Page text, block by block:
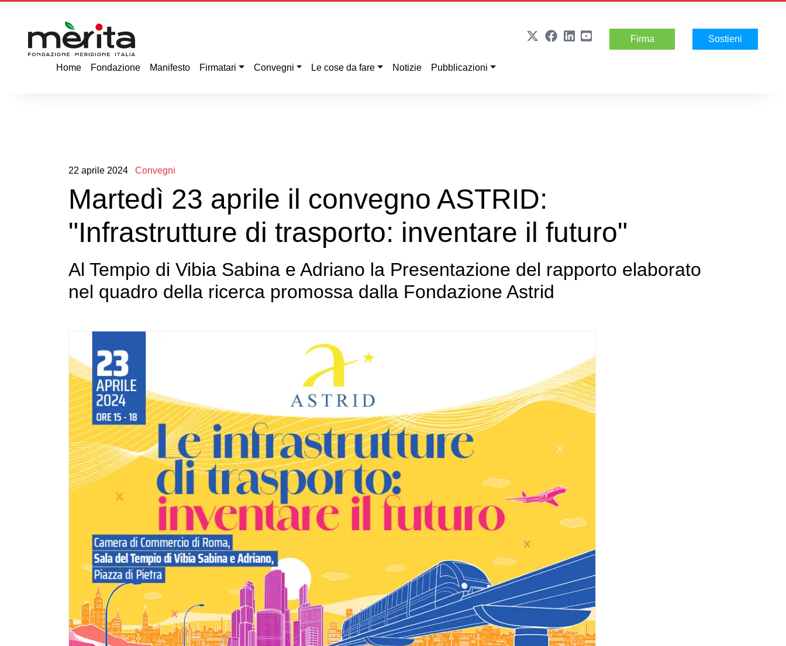
Firma Sostieni
Home Fondazione Manifesto Firmatari Convegni Le cose da fare Notizie Pubblicazioni
22 aprile 2024 Convegni
Martedì 23 aprile il convegno ASTRID:
"Infrastrutture di trasporto: inventare il futuro"
Al Tempio di Vibia Sabina e Adriano la Presentazione del rapporto elaborato
nel quadro della ricerca promossa dalla Fondazione Astrid